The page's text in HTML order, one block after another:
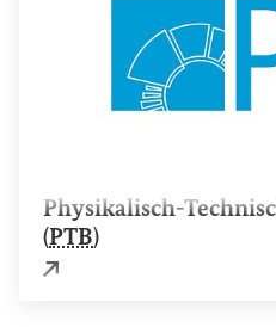
Physikalisch-
(PTB)